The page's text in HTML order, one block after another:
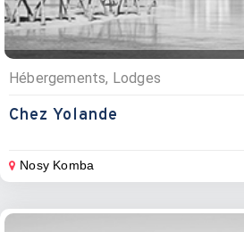
Hébergements, Lodges
Chez Yolande
Nosy Komba